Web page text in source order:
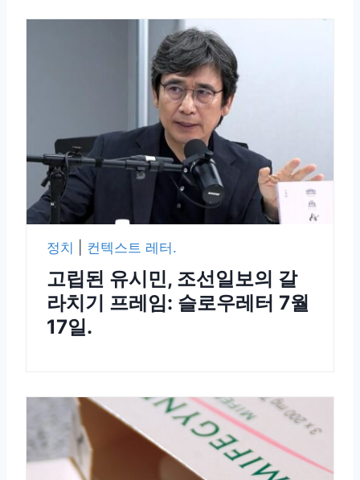
정치 컨텍스트 레터.
고립된 유시민, 조선일보의 갈
라치기 프레임: 슬로우레터 7월
17일.